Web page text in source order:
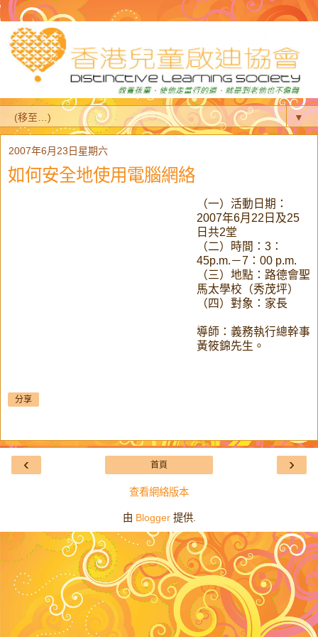
▼
2007年6月23日星期六
如何安全地使用電腦網絡
（一）活動日期：
2007年6月22日及25
日共2堂
（二）時間：3：
45p.m.－7：00 p.m.
（三）地點：路德會聖
馬太學校（秀茂坪）
（四）對象：家長
導師：義務執行總幹事
黃筱錦先生。
分享
‹ ›
首頁
查看網絡版本
由 Blogger提供.